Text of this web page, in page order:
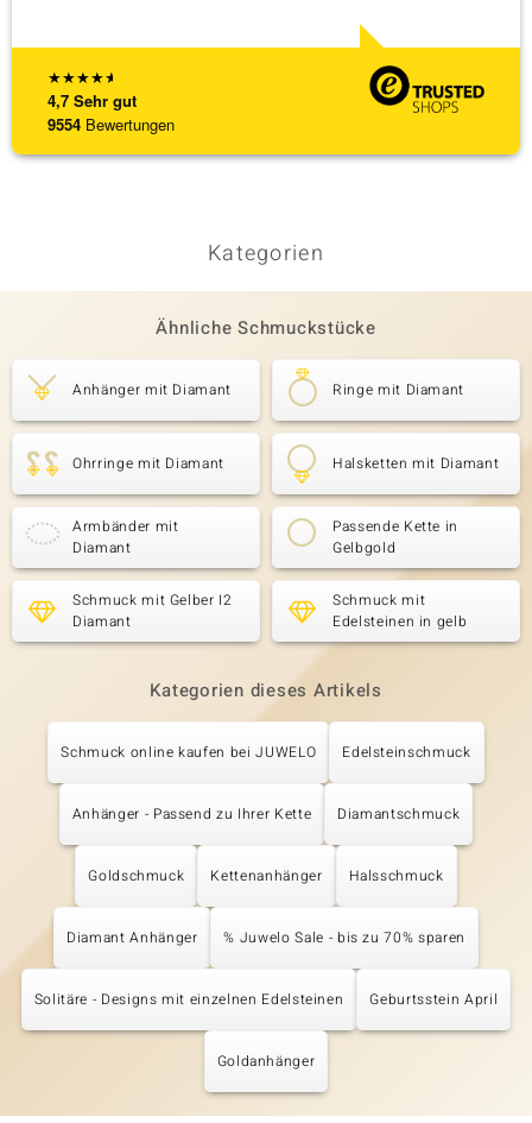
★★★★★
4,7 Sehr gut
9554 Bewertungen
Kategorien
Ähnliche Schmuckstücke
Anhänger mit Diamant Ringe mit Diamant
Ohrringe mit Diamant Halsketten mit Diamant
Armbänder mit
Diamant
Passende Kette in
Gelbgold
Schmuck mit Gelber I2
Diamant
Schmuck mit
Edelsteinen in gelb
Kategorien dieses Artikels
Schmuck online kaufen bei JUWELO Edelsteinschmuck
Anhänger - Passend zu Ihrer Kette Diamantschmuck
Goldschmuck Kettenanhänger Halsschmuck
Diamant Anhänger % Juwelo Sale - bis zu 70% sparen
Solitäre - Designs mit einzelnen Edelsteinen Geburtsstein April
Goldanhänger